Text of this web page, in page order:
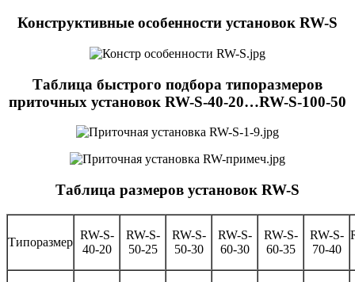
Конструктивные особенности установок RW-S
Таблица быстрого подбора типоразмеров
приточных установок RW-S-40-20…RW-S-100-50
Таблица размеров установок RW-S
Типоразмер
RW-S-
40-20
RW-S-
50-25
RW-S-
50-30
RW-S-
60-30
RW-S-
60-35
RW-S-
70-40